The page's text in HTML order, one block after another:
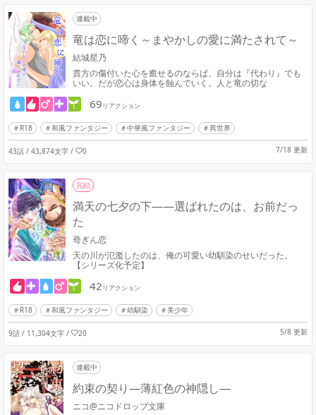
連載中
竜は恋に啼く～まやかしの愛に満たされて～
結城星乃
貴方の傷付いた心を癒せるのならば、自分は『代わり』でも
いい。だが恋心は身体を蝕んでいく。人と竜の切な
69 リアクション
R18 和風ファンタジー 中華風ファンタジー 異世界
43話 / 43,874文字 / 0 7/18 更新
完結
満天の七夕の下――選ばれたのは、お前だっ
た
蕚ぎん恋
天の川が氾濫したのは、俺の可愛い幼馴染のせいだった。
【シリーズ化予定】
42 リアクション
R18 和風ファンタジー 幼馴染 美少年
9話 / 11,304文字 / 20 5/8 更新
連載中
約束の契り―薄紅色の神隠し―
ニコ@ニコドロップ文庫